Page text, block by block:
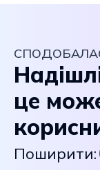
це
Поширити: